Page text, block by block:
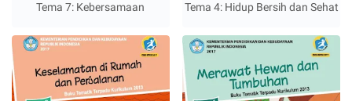
Tema 7: Kebersamaan
Tema 4: Hidup Bersih dan Sehat